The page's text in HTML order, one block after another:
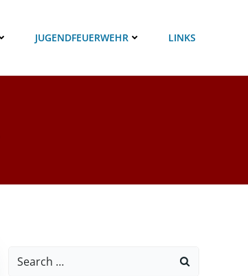
JUGENDFEUERWEHR LINKS
Search